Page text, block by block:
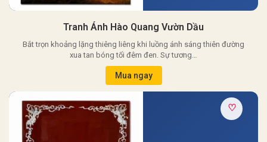
Tranh Ánh Hào Quang Vườn Dầu
Bắt trọn khoảng lặng thiêng liêng khi luồng ánh sáng thiên đường
xua tan bóng tối đêm đen. Sự tương…
Mua ngay
♡